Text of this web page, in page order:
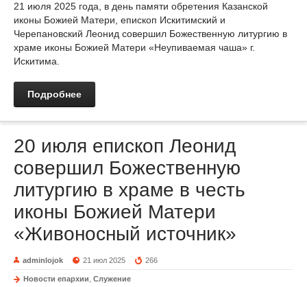
21 июля 2025 года, в день памяти обретения Казанской
иконы Божией Матери, епископ Искитимский и
Черепановский Леонид совершил Божественную литургию в
храме иконы Божией Матери «Неупиваемая чаша» г.
Искитима.
Подробнее
20 июля епископ Леонид
совершил Божественную
литургию в храме в честь
иконы Божией Матери
«Живоносный источник»
adminlojok 21 июл 2025 266
Новости епархии Служение